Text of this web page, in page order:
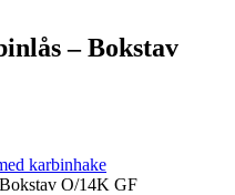
– Bokstav
karbinhake
O/14K GF